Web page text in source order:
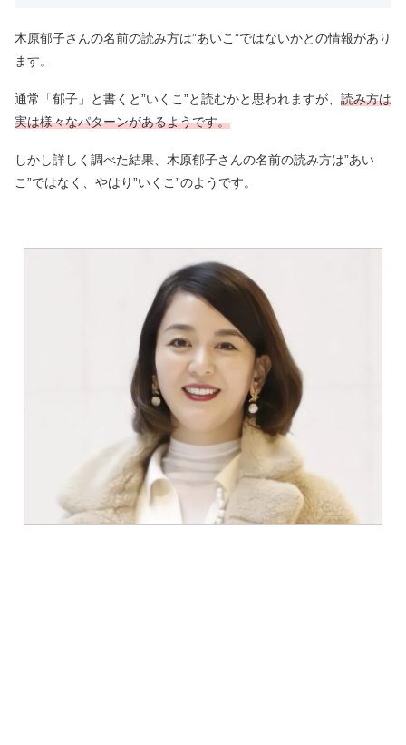
木原郁子さんの名前の読み方は”あいこ”ではないかとの情報があり
ます。
通常「郁子」と書くと”いくこ”と読むかと思われますが、 読み方は
実は様々なパターンがあるようです。
しかし詳しく調べた結果、木原郁子さんの名前の読み方は”あい
こ”ではなく、やはり”いくこ”のようです。